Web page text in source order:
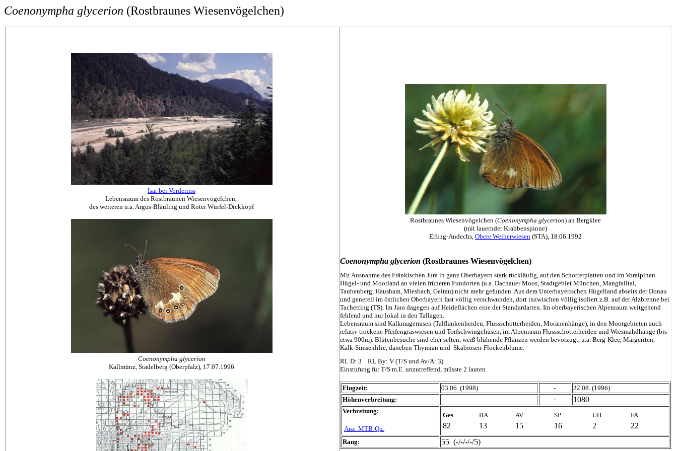
Coenonympha glycerion (Rostbraunes Wiesenvögelchen)
Isar bei Vorderriss
Lebensraum des Rostbraunen Wiesenvögelchen,
des weiteren u.a. Argus-Bläuling und Roter Würfel-Dickkopf
Coenonympha glycerion
Kallmünz, Stadelberg (Oberpfalz), 17.07.1996
Rostbraunes Wiesenvögelchen (Coenonympha glycerion) an Bergklee
(mit lauernder Krabbenspinne)
Erling-Andechs, Obere Weiherwiesen (STA), 18.06.1992
Coenonympha glycerion (Rostbraunes Wiesenvögelchen)
Mit Ausnahme des Fränkischen Jura in ganz Oberbayern stark rückläufig, auf den Schotterplatten und im Voralpinen
Hügel- und Moorland an vielen früheren Fundorten (u.a. Dachauer Moos, Stadtgebiet München, Mangfalltal,
Taubenberg, Hausham, Miesbach, Geitau) nicht mehr gefunden. Aus dem Unterbayerischen Hügelland abseits der Donau
und generell im östlichen Oberbayern fast völlig verschwunden, dort inzwischen völlig isoliert z.B. auf der Alzbrenne bei
Tacherting (TS). Im Jura dagegen auf Heideflächen eine der Standardarten. Im oberbayerischen Alpenraum weitgehend
fehlend und nur lokal in den Tallagen.
Lebensraum sind Kalkmagerrasen (Talflankenheiden, Flussschotterheiden, Moränenhänge), in den Moorgebieten auch
relativ trockene Pfeifengraswiesen und Torfschwingelrasen, im Alpenraum Flussschotterheiden und Wiesmahdhänge (bis
etwa 900m). Blütenbesuche sind eher selten, weiß blühende Pflanzen werden bevorzugt, u.a. Berg-Klee, Margeriten,
Kalk-Simsenlilie, daneben Thymian und Skabiosen-Flockenblume.
RL D: 3 RL By: V (T/S und Av/A: 3)
Einstufung für T/S m.E. unzutreffend, müsste 2 lauten
Flugzeit: 03.06. (1998) -
22.08. (1996)
Höhenverbreitung:
- 1080
Verbreitung:
Anz. MTB-Qu.
Ges BA AV SP UH FA
82 13 15 16 2 22
Rang: 55 (-/-/-/-/5)